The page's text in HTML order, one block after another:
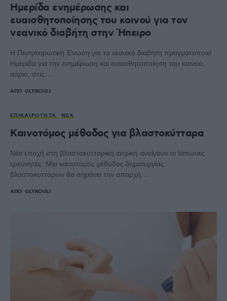
Ημερίδα ενημέρωσης και
ευαισθητοποίησης του κοινού για τον
νεανικό διαβήτη στην Ήπειρο
Η Πενηπειρωτική Ένωση για το νεανικό διαβήτη πραγματοποιεί
Ημερίδα για την ενημέρωση και ευαισθητοποίηση του κοινού,
αύριο, στις…
ΑΠΌ GLYKOULI
ΕΠΙΚΑΙΡΌΤΗΤΑ ΝΈΑ
Καινοτόμος μέθοδος για βλαστοκύτταρα
Νέα εποχή στη βλαστοκυτταρική ιατρική ανοίγουν οι Ιάπωνες
ερευνητές. Μία καινοτόμος μέθοδος δημιουργίας
βλαστοκυττάρων θα σημάνει την απαρχή…
ΑΠΌ GLYKOULI